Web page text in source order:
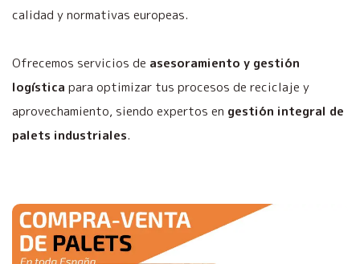
calidad y normativas europeas.
Ofrecemos servicios de asesoramiento y gestión
logística para optimizar tus procesos de reciclaje y
aprovechamiento, siendo expertos en gestión integral de
palets industriales.